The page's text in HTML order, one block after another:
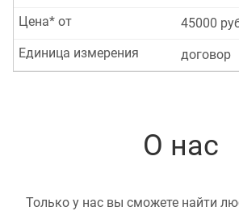
45000
Цена* от
договор
Единица измерения
О нас
Только у нас вы сможете найти